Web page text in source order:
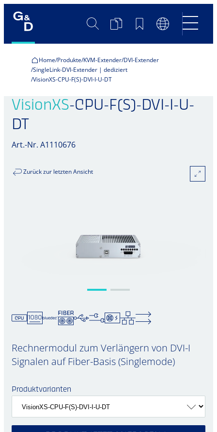
SucheProduktvergleich
Merkliste
Home Produkte KVM-Extender DVI-Extender
SingleLink-DVI-Extender | dediziert
VisionXS-CPU-F(S)-DVI-I-U-DT
VisionXS-CPU-F(S)-DVI-I-U-
DT
Art.-Nr. A1110676
Zurück zur letzten Ansicht
Rechnermodul zum Verlängern von DVI-I
Signalen auf Fiber-Basis (Singlemode)
Produktvarianten